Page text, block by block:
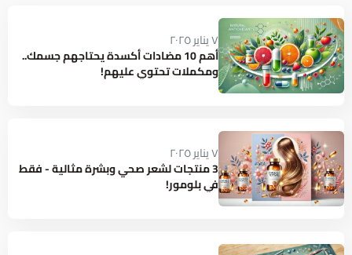
٧ يناير ٢٠٢٥
أهم 10 مضادات أكسدة يحتاجهم جسمك..
ومكملات تحتوي عليهم!
٧ يناير ٢٠٢٥
3 منتجات لشعر صحي وبشرة مثالية - فقط
في بلومور!